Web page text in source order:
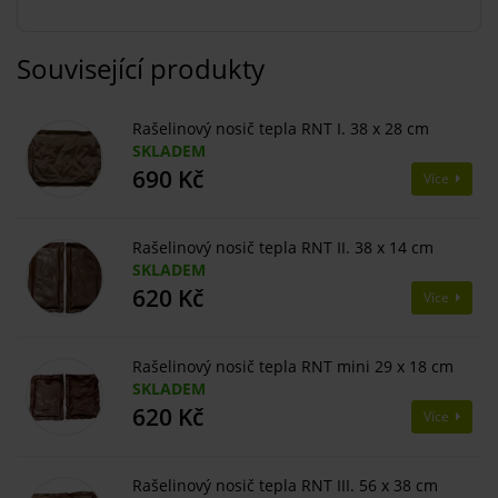
Související produkty
Rašelinový nosič tepla RNT I. 38 x 28 cm
SKLADEM
690 Kč Více
Rašelinový nosič tepla RNT II. 38 x 14 cm
SKLADEM
620 Kč Více
Rašelinový nosič tepla RNT mini 29 x 18 cm
SKLADEM
620 Kč Více
Rašelinový nosič tepla RNT III. 56 x 38 cm